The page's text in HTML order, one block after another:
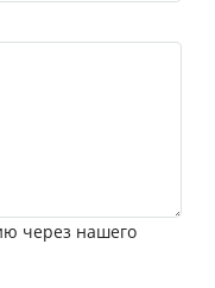
через нашего